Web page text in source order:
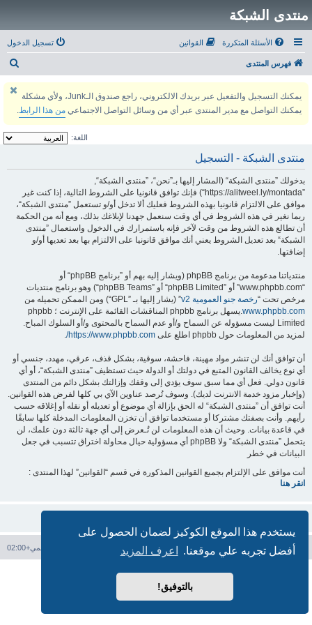
يستخدم هذا الموقع الكوكيز لضمان الحصول على
أفضل تجربه علي موقعنا.
اعرف المزيد
بالتوفيق!
منتدى الشبكة
الأسئلة المتكررة القوانين تسجيل الدخول
فهرس المنتدى
يمكنك التسجيل والتفعيل عبر بريدك الالكتروني، راجع صندوق الـJunk، ولأي مشكلة
يمكنك التواصل مع مدير المنتدى عبر أي من وسائل التواصل الاجتماعي من هذا الرابط.
اللغة:
منتدى الشبكة - التسجيل
بدخولك ”منتدى الشبكة“ (المشار إليها بـ”نحن“، ”منتدى الشبكة“,
”https://alitweel.ly/montada“) فإنك توافق قانونيا على الشروط التالية، إذا كنت غير
موافق على الالتزام قانونيا بهذه الشروط فعليك ألا تدخل أو/و تستعمل ”منتدى الشبكة“،
ربما نغير في هذه الشروط في أي وقت سنعمل جهدنا لإبلاغك بذلك، ومع أنه من الحكمة
أن تطالع هذه الشروط من وقت لآخر فإنه باستمرارك في الدخول واستعمال ”منتدى
الشبكة“ بعد تعديل الشروط يعني أنك موافق قانونيا على الالتزام بها بعد تعديها أو/و
إضافتها.
منتدياتنا مدعومة من برنامج phpBB (ويشار إليه بهم أو ”برنامج phpBB“ أو
“www.phpbb.com” أو ”phpBB Limited“ أو ”phpBB Teams“) وهو برنامج منتديات
مرخص تحت “رخصة جنو العمومية v2
” (يشار إليها بـ ”GPL“) ومن الممكن تحميله من
www.phpbb.com
.يسهل برنامج phpbb المناقشات القائمة على الإنترنت ؛ phpbb
Limited ليست مسؤوله عن السماح و/أو عدم السماح بالمحتوى و/أو السلوك المباح.
لمزيد من المعلومات حول phpbb اطلع على
https://www.phpbb.com/
.
أن توافق أنك لن تنشر مواد مهينة، فاحشة، سوقية، بشكل قذف، عرقي، مهدد، جنسي أو
أي نوع يخالف القانون المتبع في دولتك أو الدولة حيث تستظيف ”منتدى الشبكة“، أو أي
قانون دولي. فعل أي مما سبق سوف يؤدي إلى وقفك وإزالتك بشكل دائم من المنتدى
(وإخبار مزود خدمة الانترنت لديك). وسوف تُرصد عناوين الآي بي كلها لفرض هذه القوانين.
أنت توافق أن ”منتدى الشبكة“ له الحق بإزالة أي موضوع أو تعديله أو نقله أو إغلاقه حسب
رأيهم. وأنت بصفتك مشتركا أو مستخدما توافق أن تخزن المعلومات المدخلة كلها سابقًا
في قاعدة بيانات. وحيث أن هذه المعلومات لن تُـعرض إلى أي جهة ثالثة دون علمك، لن
يتحمل ”منتدى الشبكة“ ولا phpBB أي مسؤولية حيال محاولة اختراق تتسبب في جعل
البيانات في خطر
أنت موافق على الإلتزام بجميع القوانين المذكورة في قسم “القوانين” لهذا المنتدى :
انقر هنا
فهرس المنتدى جميع الأوقات تستخدم التوقيت العالمي+02:00 حذف الكوكيز
بدعم منphpBB
® Forum Software © phpBB Limited
الترجمة برعاية